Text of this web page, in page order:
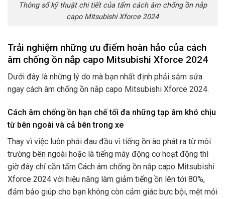
Thông số kỹ thuật chi tiết của tấm cách âm chống ồn nắp
capo Mitsubishi Xforce 2024
Trải nghiệm những ưu điểm hoàn hảo của cách
âm chống ồn nắp capo Mitsubishi Xforce 2024
Dưới đây là những lý do mà bạn nhất định phải sắm sửa
ngay cách âm chống ồn nắp capo Mitsubishi Xforce 2024.
Cách âm chống ồn hạn chế tối đa những tạp âm khó chịu
từ bên ngoài và cả bên trong xe
Thay vì việc luôn phải đau đầu vì tiếng ồn ào phát ra từ môi
trường bên ngoài hoặc là tiếng máy động cơ hoạt động thì
giờ đây chỉ cần tấm Cách âm chống ồn nắp capo Mitsubishi
Xforce 2024 với hiệu năng làm giảm tiếng ồn lên tới 80%,
đảm bảo giúp cho bạn không còn cảm giác bực bội, mệt mỏi